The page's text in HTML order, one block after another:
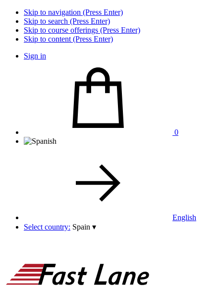
Skip to navigation (Press Enter)
Skip to search (Press Enter)
Skip to course offerings (Press Enter)
Skip to content (Press Enter)
Sign in
0
English
Select country: Spain ▾